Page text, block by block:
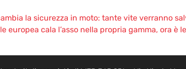
la sicurezza in moto: tante vite verranno
europea cala l’asso nella propria gamma, ora è